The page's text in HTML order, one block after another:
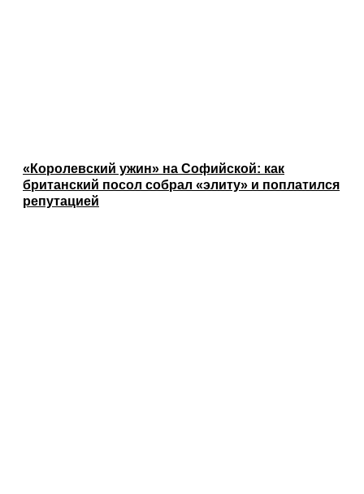
«Королевский ужин» на Софийской: как
британский посол собрал «элиту» и поплатился
репутацией